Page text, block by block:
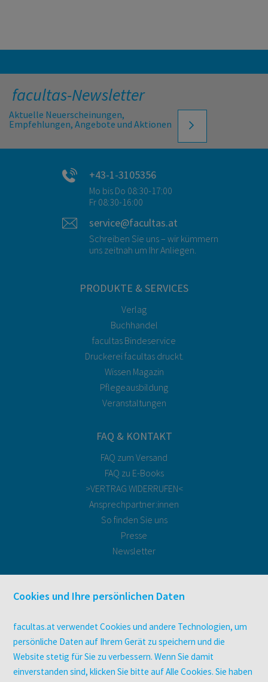
facultas-Newsletter
Aktuelle Neuerscheinungen,
Empfehlungen, Angebote und Aktionen
+43-1-3105356
Mo bis Do 08:30-17:00
Fr 08:30-16:00
service@facultas.at
Schreiben Sie uns – wir kümmern
uns zeitnah um Ihr Anliegen.
PRODUKTE & SERVICES
Verlag
Buchhandel
facultas Bindeservice
Druckerei facultas druckt.
Wissen Magazin
Pflegeausbildung
Veranstaltungen
FAQ & KONTAKT
FAQ zum Versand
FAQ zu E-Books
>VERTRAG WIDERRUFEN<
Ansprechpartner:innen
So finden Sie uns
Presse
Newsletter
Campus-Lizenzen
utb elibrary
E-Books
facultas Club
Cookies und Ihre persönlichen Daten
facultas.at verwendet Cookies und andere Technologien, um
persönliche Daten auf Ihrem Gerät zu speichern und die
Website stetig für Sie zu verbessern. Wenn Sie damit
einverstanden sind, klicken Sie bitte auf Alle Cookies. Sie haben